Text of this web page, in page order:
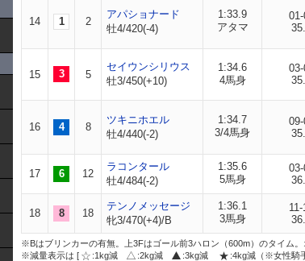
14 1 2
アパショナード
牡4/420(-4)
1:33.9
アタマ
15 3 5
セイウンシリウス
牡3/450(+10)
1:34.6
4馬身
16 4 8
ツキニホエル
牡4/440(-2)
1:34.7
3/4馬身
17 6 12
ラコンタール
牡4/484(-2)
1:35.6
5馬身
18 8 18
テンノメッセージ
牝3/470(+4)/B
1:36.1
3馬身
※Bはブリンカーの有無。上3Fはゴール前3ハロン（600m）のタイム。
※減量表示は [
:1kg減 :2kg減 :3kg減 :4kg減（※女性騎